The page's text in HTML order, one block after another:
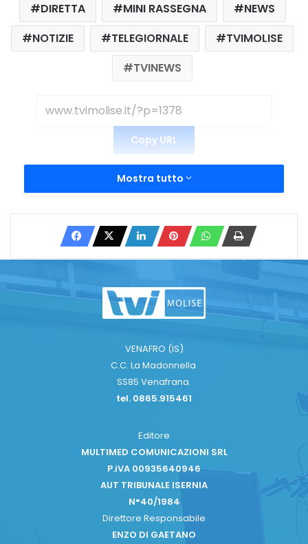
DIRETTA
MINI RASSEGNA
NEWS
NOTIZIE
TELEGIORNALE
TVIMOLISE
TVINEWS
Copy URL
Mostra tutto
VENAFRO (IS)
C.C. La Madonnella
SS85 Venafrana.
tel. 0865.915461
Editore
MULTIMED COMUNICAZIONI SRL
P.iVA 00935640946
AUT TRIBUNALE ISERNIA
N°40/1984
Direttore Responsabile
ENZO DI GAETANO